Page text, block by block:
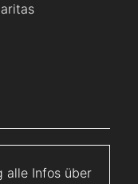
alle Infos über